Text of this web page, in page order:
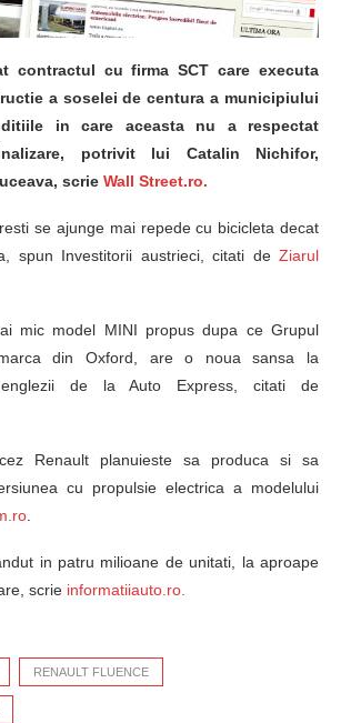
contractul cu firma SCT care executa
a soselei de centura a municipiului
in care aceasta nu a respectat
potrivit lui Catalin Nichifor,
scrie Wall Street.ro.
se ajunge mai repede cu bicicleta decat
spun Investitorii austrieci, citati de Ziarul
mic model MINI propus dupa ce Grupul
din Oxford, are o noua sansa la
de la Auto Express, citati de
Renault planuieste sa produca si sa
cu propulsie electrica a modelului
in patru milioane de unitati, la aproape
scrie informatiiauto.ro.
RENAULT FLUENCE